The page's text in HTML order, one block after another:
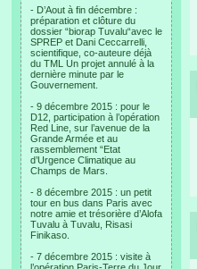
- D’Aout à fin décembre :
préparation et clôture du
dossier “biorap Tuvalu“avec le
SPREP et Dani Ceccarrelli,
scientifique, co-auteure déjà
du TML Un projet annulé à la
dernière minute par le
Gouvernement.
- 9 décembre 2015 : pour le
D12, participation à l’opération
Red Line, sur l’avenue de la
Grande Armée et au
rassemblement “Etat
d’Urgence Climatique au
Champs de Mars.
- 8 décembre 2015 : un petit
tour en bus dans Paris avec
notre amie et trésorière d’Alofa
Tuvalu à Tuvalu, Risasi
Finikaso.
- 7 décembre 2015 : visite à